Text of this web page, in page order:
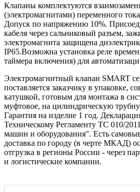
Клапаны комплектуются
(электромагнитами) переменного
Допуск по напряжению 10%.
кабеля через сальниковый разъем,
электромагнита защищена
IP65.Возможна установка реле
таймера включения) для
Электромагнитный клапан SMART
поставляется заказчику в упаковке,
катушкой, готовым для монтажа в
муфтовое, на цилиндрическую
Гарантия на изделие 1 год.
Техническому Регламенту ТС 010/
машин и оборудования". Есть
доставка по городу (в черте МКАД)
отгрузка в регионы России - через
и логистические компании.